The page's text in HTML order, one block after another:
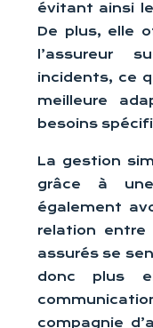
évitant ainsi
De plus, elle
l’assureur
incidents, ce
meilleure
besoins
La gestion
grâce à
également
relation entre
assurés se
donc plus
compagnie